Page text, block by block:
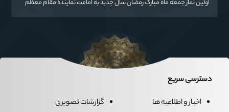
اولین نماز جمعه ماه مبارک رمضان سال جدید به امامت نماینده مقام معظم
دسترسی سریع
اخبار و اطلاعیه ها
گزارشات تصویری